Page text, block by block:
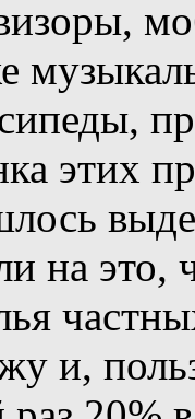
этих
на это,
и,